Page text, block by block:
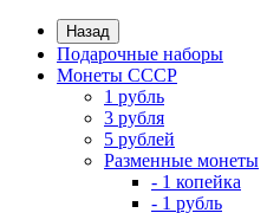
Назад
Подарочные наборы
Монеты СССР
1 рубль
3 рубля
5 рублей
Разменные монеты
- 1 копейка
- 1 рубль